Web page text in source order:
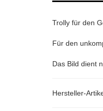
Trolly für den
Für den
Das Bild dient
Hersteller-